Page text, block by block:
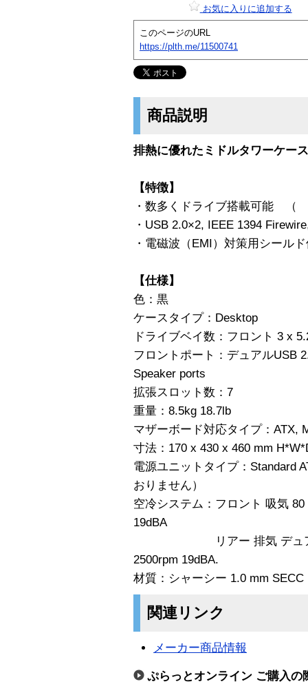
お気に入りに追加する
このページのURL
https://plth.me/11500741
商品説明
排熱に優れたミドルタワーケース
【特徴】
・数多くドライブ搭載可能 （
・USB 2.0×2, IEEE 1394
・電磁波（EMI）対策用シール
【仕様】
色：黒
ケースタイプ：Desktop
ドライブベイ数：フロント 3 x
フロントポート：デュアルUSB
Speaker ports
拡張スロット数：7
重量：8.5kg 18.7lb
マザーボード対応タイプ：ATX,
寸法：170 x 430 x 460 mm
電源ユニットタイプ：Standard
おりません）
空冷システム：フロント 吸気
19dBA
リアー 排気 デュアル60
2500rpm 19dBA.
材質：シャーシー 1.0 mm
関連リンク
メーカー商品情報
ぷらっとオンライン ご購入の